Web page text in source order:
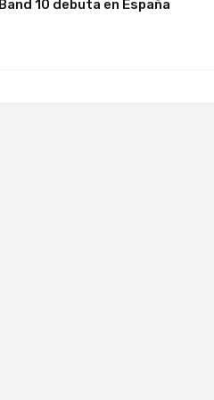
10 debuta en España